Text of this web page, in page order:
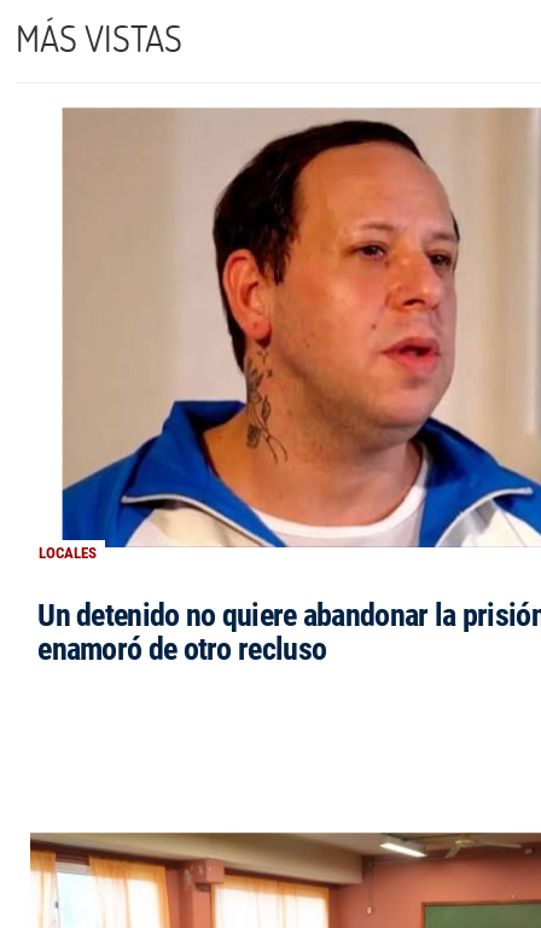
MÁS VISTAS
LOCALES
Un detenido no quiere abandonar la
enamoró de otro recluso